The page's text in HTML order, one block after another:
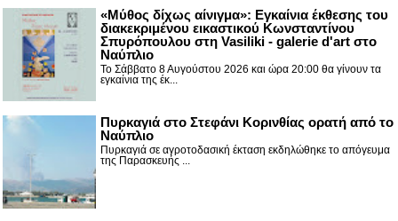
«Μύθος δίχως αίνιγμα»: Εγκαίνια έκθεσης του
διακεκριμένου εικαστικού Κωνσταντίνου
Σπυρόπουλου στη Vasiliki - galerie d'art στο
Ναύπλιο
Το Σάββατο 8 Αυγούστου 2026 και ώρα 20:00 θα γίνουν τα
εγκαίνια της έκ...
Πυρκαγιά στο Στεφάνι Κορινθίας ορατή από το
Ναύπλιο
Πυρκαγιά σε αγροτοδασική έκταση εκδηλώθηκε το απόγευμα
της Παρασκευής ...